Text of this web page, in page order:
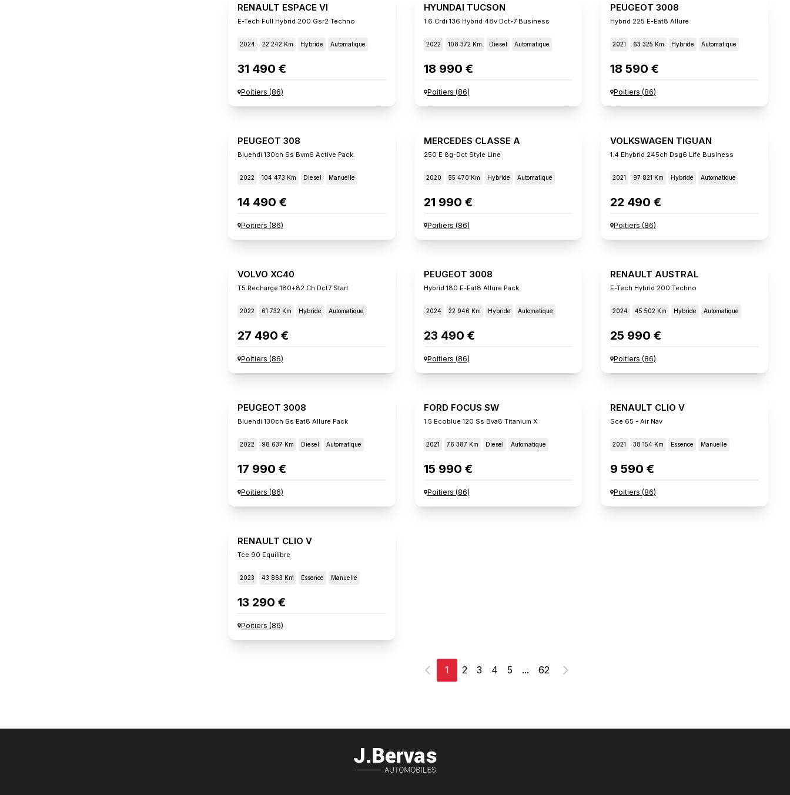
RENAULT ESPACE VI
E-Tech Full Hybrid 200 Gsr2 Techno
2024 22 242 Km Hybride Automatique
31 490 €
Poitiers (86)
HYUNDAI TUCSON
1.6 Crdi 136 Hybrid 48v Dct-7 Business
2022 108 372 Km Diesel Automatique
18 990 €
Poitiers (86)
PEUGEOT 3008
Hybrid 225 E-Eat8 Allure
2021 63 325 Km Hybride Automatique
18 590 €
Poitiers (86)
PEUGEOT 308
Bluehdi 130ch Ss Bvm6 Active Pack
2022 104 473 Km Diesel Manuelle
14 490 €
Poitiers (86)
MERCEDES CLASSE A
250 E 8g-Dct Style Line
2020 55 470 Km Hybride Automatique
21 990 €
Poitiers (86)
VOLKSWAGEN TIGUAN
1.4 Ehybrid 245ch Dsg6 Life Business
2021 97 821 Km Hybride Automatique
22 490 €
Poitiers (86)
VOLVO XC40
T5 Recharge 180+82 Ch Dct7 Start
2022 61 732 Km Hybride Automatique
27 490 €
Poitiers (86)
PEUGEOT 3008
Hybrid 180 E-Eat8 Allure Pack
2024 22 946 Km Hybride Automatique
23 490 €
Poitiers (86)
RENAULT AUSTRAL
E-Tech Hybrid 200 Techno
2024 45 502 Km Hybride Automatique
25 990 €
Poitiers (86)
PEUGEOT 3008
Bluehdi 130ch Ss Eat8 Allure Pack
2022 98 637 Km Diesel Automatique
17 990 €
Poitiers (86)
FORD FOCUS SW
1.5 Ecoblue 120 Ss Bva8 Titanium X
2021 76 387 Km Diesel Automatique
15 990 €
Poitiers (86)
RENAULT CLIO V
Sce 65 - Air Nav
2021 38 154 Km Essence Manuelle
9 590 €
Poitiers (86)
RENAULT CLIO V
Tce 90 Equilibre
2023 43 863 Km Essence Manuelle
13 290 €
Poitiers (86)
Précédent
1 2 3 4 5 ... 62
Suivant